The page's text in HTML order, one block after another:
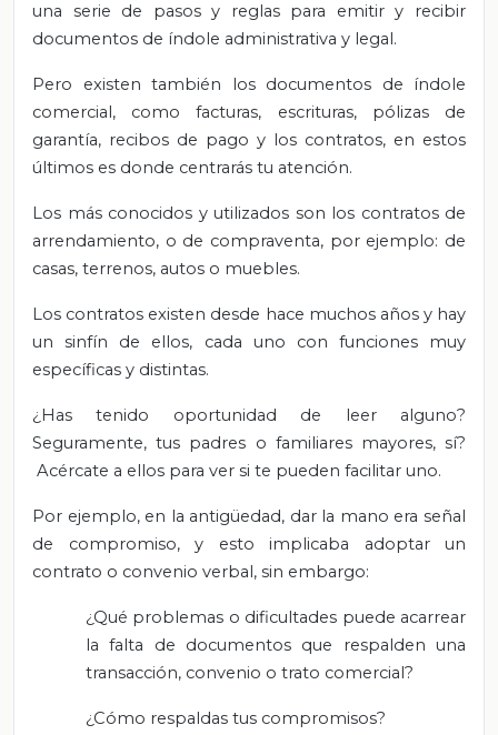
una serie de pasos y reglas para emitir y recibir
documentos de índole administrativa y legal.
Pero existen también los documentos de índole
comercial, como facturas, escrituras, pólizas de
garantía, recibos de pago y los contratos, en estos
últimos es donde centrarás tu atención.
Los más conocidos y utilizados son los contratos de
arrendamiento, o de compraventa, por ejemplo: de
casas, terrenos, autos o muebles.
Los contratos existen desde hace muchos años y hay
un sinfín de ellos, cada uno con funciones muy
específicas y distintas.
¿Has tenido oportunidad de leer alguno?
Seguramente, tus padres o familiares mayores, sí?
Acércate a ellos para ver si te pueden facilitar uno.
Por ejemplo, en la antigüedad, dar la mano era señal
de compromiso, y esto implicaba adoptar un
contrato o convenio verbal, sin embargo:
¿Qué problemas o dificultades puede acarrear
la falta de documentos que respalden una
transacción, convenio o trato comercial?
¿Cómo respaldas tus compromisos?